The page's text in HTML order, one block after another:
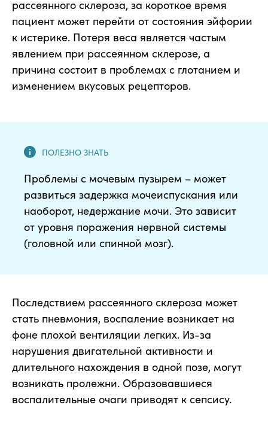
рассеянного склероза, за короткое время
пациент может перейти от состояния эйфории
к истерике. Потеря веса является частым
явлением при рассеянном склерозе, а
причина состоит в проблемах с глотанием и
изменением вкусовых рецепторов.
Проблемы с мочевым пузырем – может
развиться задержка мочеиспускания или
наоборот, недержание мочи. Это зависит
от уровня поражения нервной системы
(головной или спинной мозг).
Последствием рассеянного склероза может
стать пневмония, воспаление возникает на
фоне плохой вентиляции легких. Из-за
нарушения двигательной активности и
длительного нахождения в одной позе, могут
возникать пролежни. Образовавшиеся
воспалительные очаги приводят к сепсису.